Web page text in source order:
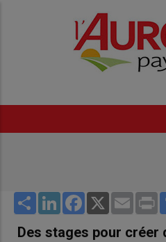
Share LinkedInFacebook
X Email
Des stages pour créer